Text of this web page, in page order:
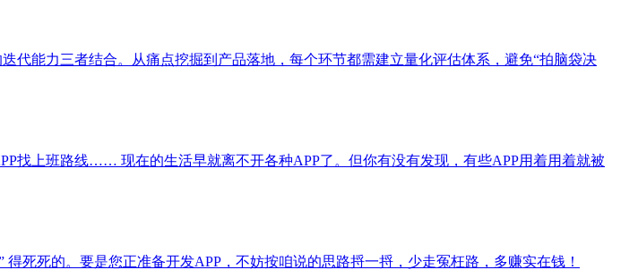
代能力三者结合。从痛点挖掘到产品落地，每个环节都需建立量化评估体系，避免“拍脑袋决
找上班路线…… 现在的生活早就离不开各种APP了。但你有没有发现，有些APP用着用着就被
死死的。要是您正准备开发APP，不妨按咱说的思路捋一捋，少走冤枉路，多赚实在钱！